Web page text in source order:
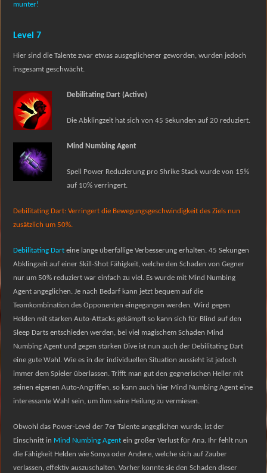
munter!
Level 7
Hier sind die Talente zwar etwas ausgeglichener geworden, wurden jedoch
insgesamt geschwächt.
Debilitating Dart (Active)
Die Abklingzeit hat sich von 45 Sekunden auf 20 reduziert.
Mind Numbing Agent
Spell Power Reduzierung pro Shrike Stack wurde von 15%
auf 10% verringert.
Debilitating Dart: Verringert die Bewegungsgeschwindigkeit des Ziels nun
zusätzlich um 50%.
Debilitating Dart eine lange überfällige Verbesserung erhalten. 45 Sekungen
Abklingzeit auf einer Skill-Shot Fähigkeit, welche den Schaden von Gegner
nur um 50% reduziert war einfach zu viel. Es wurde mit Mind Numbing
Agent angeglichen. Je nach Bedarf kann jetzt bequem auf die
Teamkombination des Opponenten eingegangen werden. Wird gegen
Helden mit starken Auto-Attacks gekämpft so kann sich für Blind auf den
Sleep Darts entschieden werden, bei viel magischem Schaden Mind
Numbing Agent und gegen starken Dive ist nun auch der Debilitating Dart
eine gute Wahl. Wie es in der individuellen Situation aussieht ist jedoch
immer dem Spieler überlassen. Trifft man gut den gegnerischen Heiler mit
seinen eigenen Auto-Angriffen, so kann auch hier Mind Numbing Agent eine
interessante Wahl sein, um ihm seine Heilung zu vermiesen.
Obwohl das Power-Level der 7er Talente angeglichen wurde, ist der
Einschnitt in Mind Numbing Agent ein großer Verlust für Ana. Ihr fehlt nun
die Fähigkeit Helden wie Sonya oder Andere, welche sich auf Zauber
verlassen, effektiv auszuschalten. Vorher konnte sie den Schaden dieser